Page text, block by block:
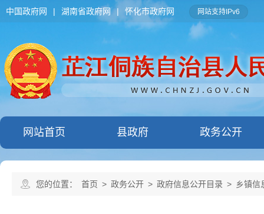
中国政府网 | 湖南省政府网 | 怀化市政府网 网站支持IPv6
网站首页 县政府 政务公开
您的位置： 首页 > 政务公开 > 政府信息公开目录 > 乡镇信